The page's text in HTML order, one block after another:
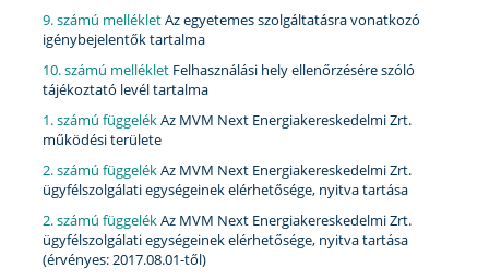
9. számú mellékletAz egyetemes szolgáltatásra vonatkozó
igénybejelentők tartalma
10. számú melléklet Felhasználási hely ellenőrzésére szóló
tájékoztató levél tartalma
1. számú függelékAz MVM Next Energiakereskedelmi Zrt.
működési területe
2. számú függelékAz MVM Next Energiakereskedelmi Zrt.
ügyfélszolgálati egységeinek elérhetősége, nyitva tartása
2. számú függelékAz MVM Next Energiakereskedelmi Zrt.
ügyfélszolgálati egységeinek elérhetősége, nyitva tartása
(érvényes: 2017.08.01-től)